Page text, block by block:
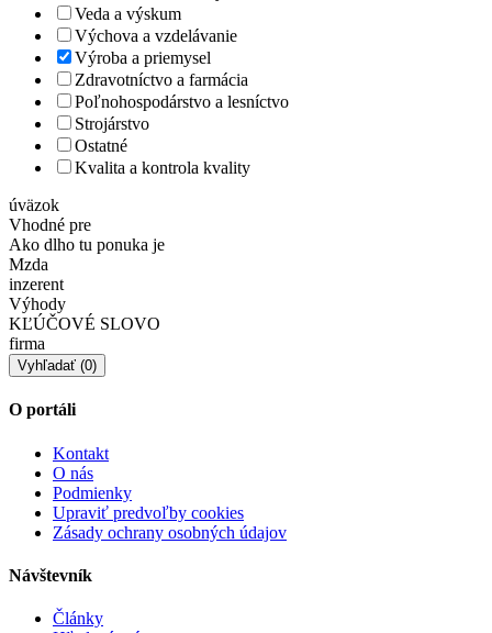
Veda a výskum
Výchova a vzdelávanie
Výroba a priemysel
Zdravotníctvo a farmácia
Poľnohospodárstvo a lesníctvo
Strojárstvo
Ostatné
Kvalita a kontrola kvality
úväzok
Vhodné pre
Ako dlho tu ponuka je
Mzda
inzerent
Výhody
KĽÚČOVÉ SLOVO
firma
O portáli
Kontakt
O nás
Podmienky
Upraviť predvoľby cookies
Zásady ochrany osobných údajov
Návštevník
Články